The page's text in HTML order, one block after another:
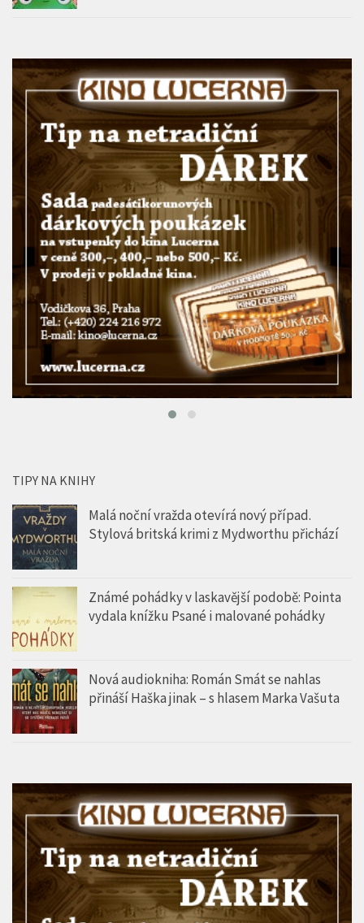
TIPY NA KNIHY
Malá noční vražda otevírá nový případ.
Stylová britská krimi z Mydworthu přichází
Známé pohádky v laskavější podobě: Pointa
vydala knížku Psané i malované pohádky
Nová audiokniha: Román Smát se nahlas
přináší Haška jinak – s hlasem Marka Vašuta